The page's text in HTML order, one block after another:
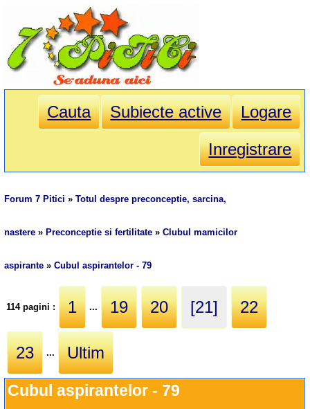
Cauta Subiecte active
Logare
Inregistrare
Forum 7 Pitici »Totul despre preconceptie, sarcina,
nastere » Preconceptie si fertilitate »Clubul mamicilor
aspirante »Cubul aspirantelor - 79
114 pagini : 1 ... 19 20 [21] 22
23 ... Ultim
Cubul aspirantelor - 79